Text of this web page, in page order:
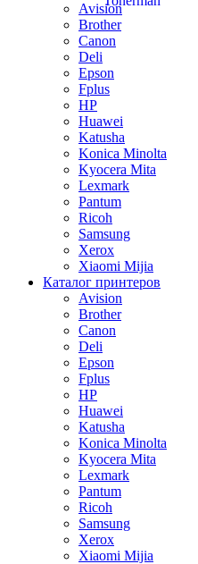
Avision
Brother
Canon
Deli
Epson
Fplus
HP
Huawei
Katusha
Konica Minolta
Kyocera Mita
Lexmark
Pantum
Ricoh
Samsung
Xerox
Xiaomi Mijia
Каталог принтеров
Avision
Brother
Canon
Deli
Epson
Fplus
HP
Huawei
Katusha
Konica Minolta
Kyocera Mita
Lexmark
Pantum
Ricoh
Samsung
Xerox
Xiaomi Mijia